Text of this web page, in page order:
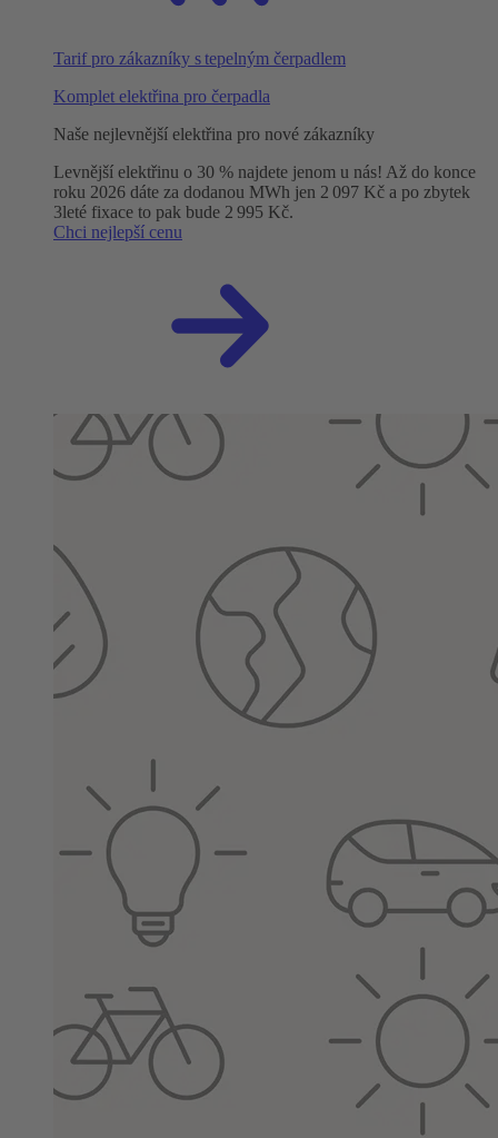
Tarif pro zákazníky s tepelným čerpadlem
Komplet elektřina pro čerpadla
Naše nejlevnější elektřina pro nové zákazníky
Levnější elektřinu o 30 % najdete jenom u nás! Až do konce
roku 2026 dáte za dodanou MWh jen 2 097 Kč a po zbytek
3leté fixace to pak bude 2 995 Kč.
Chci nejlepší cenu